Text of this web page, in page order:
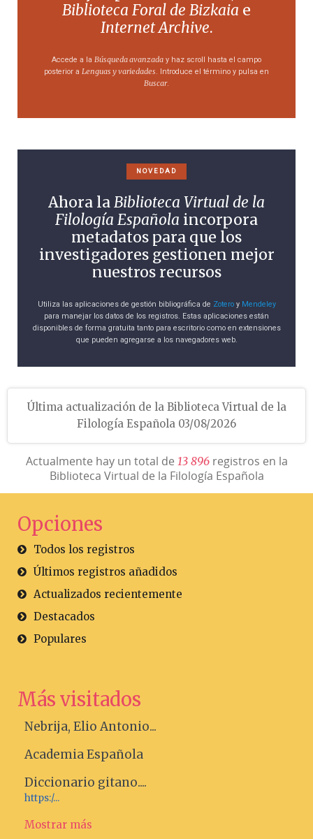
Biblioteca Foral de Bizkaia e
Internet Archive.
Accede a la Búsqueda avanzada y haz scroll hasta el campo
posterior a Lenguas y variedades . Introduce el término y pulsa en
Buscar.
NOVEDAD
Ahora laBiblioteca Virtual de la
Filología Española incorpora
metadatos para que los
investigadores gestionen mejor
nuestros recursos
Utiliza las aplicaciones de gestión bibliográfica de Zoteroy Mendeley
para manejar los datos de los registros. Estas aplicaciones están
disponibles de forma gratuita tanto para escritorio como en extensiones
que pueden agregarse a los navegadores web.
Última actualización de la Biblioteca Virtual de la
Filología Española 03/08/2026
Actualmente hay un total de 13 896registros en la
Biblioteca Virtual de la Filología Española
Opciones
Todos los registros
Últimos registros añadidos
Actualizados recientemente
Destacados
Populares
Más visitados
Nebrija, Elio Antonio...
Academia Española
Diccionario gitano....
https:/...
Mostrar más